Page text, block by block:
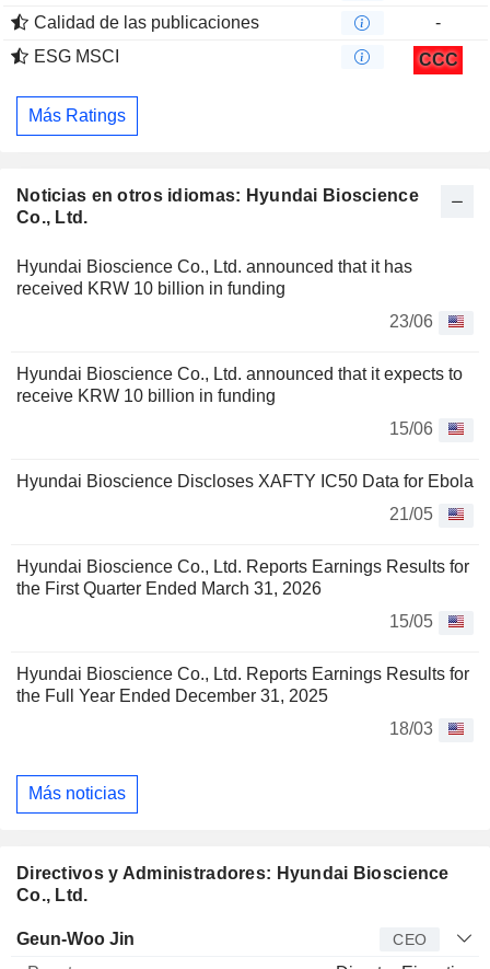
Noticias en otros idiomas: Hyundai Bioscience
Co., Ltd.
Hyundai Bioscience Co., Ltd. announced that it has
received KRW 10 billion in funding
23/06
Hyundai Bioscience Co., Ltd. announced that it expects to
receive KRW 10 billion in funding
15/06
Hyundai Bioscience Discloses XAFTY IC50 Data for Ebola
21/05
Hyundai Bioscience Co., Ltd. Reports Earnings Results for
the First Quarter Ended March 31, 2026
15/05
Hyundai Bioscience Co., Ltd. Reports Earnings Results for
the Full Year Ended December 31, 2025
18/03
Más noticias
Directivos y Administradores: Hyundai Bioscience
Co., Ltd.
Director Puesto
Geun-Woo Jin CEO
Calidad de las publicaciones
-
ESG MSCI
CCC
Más Ratings